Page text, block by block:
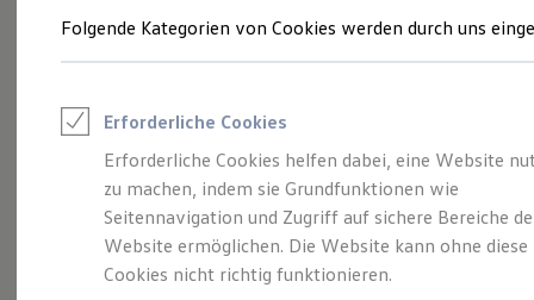
Junge Gebrauchtwagen und Gebrauchtwagen
Saisonangebote
Leasing
Leasing-Angebote
Gebrauchtwagen Leasing
Junge Gebrauchtwagen-Leasing
Elektroauto Leasing
Kleinwagen-Leasing
Leasing ohne Anzahlung
Der T-Roc
Folgende Kategorien von Cookies werden durch uns
Erforderliche Cookies
Erforderliche Cookies helfen dabei, eine Website
zu machen, indem sie Grundfunktionen wie
Seitennavigation und Zugriff auf sichere Bereiche
Website ermöglichen. Die Website kann ohne diese
Cookies nicht richtig funktionieren.